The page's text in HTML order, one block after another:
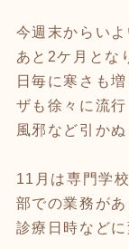
今週末からい
あと2ケ月とな
日毎に寒さも
ザも徐々に流
風邪など引か
11月は専門学
部での業務があ
診療日時など